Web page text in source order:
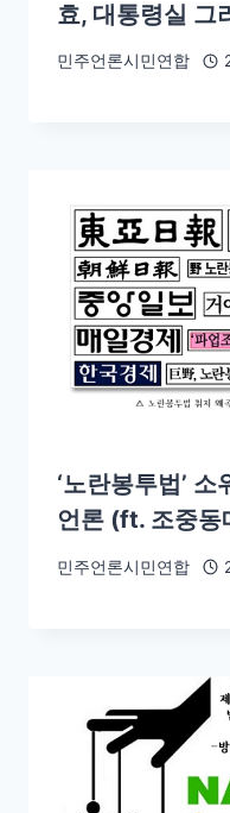
효, 대통령실 그
민주언론시민연합
‘노란봉투법’
언론 (ft. 조중동
민주언론시민연합